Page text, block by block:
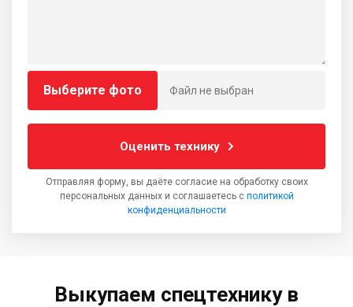
Выберите фото Файл не выбран
Оценить технику
Отправляя форму, вы даёте согласие на обработку своих
персональных данных и соглашаетесь с политикой
конфиденциальности
Выкупаем спецтехнику в